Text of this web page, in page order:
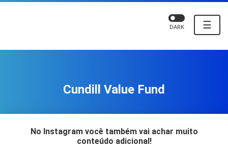
☰
DARK
Cundill Value Fund
No Instagram você também vai achar muito
conteúdo adicional!